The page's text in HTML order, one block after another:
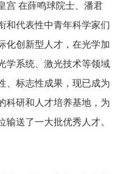
宫 在薛鸣球院士、潘君
和代表性中青年科学家们
化创新型人才，在光学加
学系统、激光技术等领域
、标志性成果，现已成为
科研和人才培养基地，为
送了一大批优秀人才。